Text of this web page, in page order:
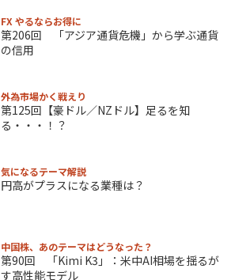
FX やるならお得に
第206回 「アジア通貨危機」から学ぶ通貨
の信用
外為市場かく戦えり
第125回【豪ドル／NZドル】足るを知
る・・・！？
気になるテーマ解説
円高がプラスになる業種は？
中国株、あのテーマはどうなった？
第90回 「Kimi K3」：米中AI相場を揺るが
す高性能モデル